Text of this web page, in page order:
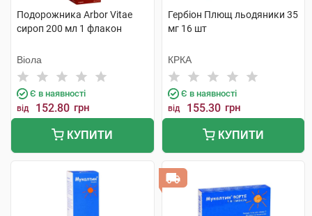
Подорожника Arbor Vitae
сироп 200 мл 1 флакон
Віола
Є в наявності
від 152.80 грн
КУПИТИ
Гербіон Плющ льодяники 35
мг 16 шт
КРКА
Є в наявності
від 155.30 грн
КУПИТИ